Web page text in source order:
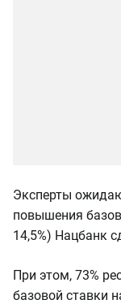
Эксперты
повышения
14,5%) Нацбанк
При этом, 73%
базовой ставки